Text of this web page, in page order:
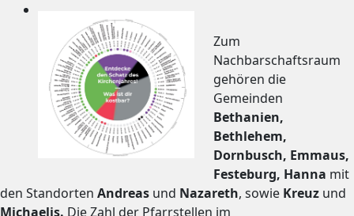
Zum
Nachbarschaftsraum
gehören die
Gemeinden
Bethanien,
Bethlehem,
Dornbusch, Emmaus,
Festeburg, Hanna mit
den Standorten Andreas und Nazareth, sowie Kreuz und
Michaelis. Die Zahl der Pfarrstellen im